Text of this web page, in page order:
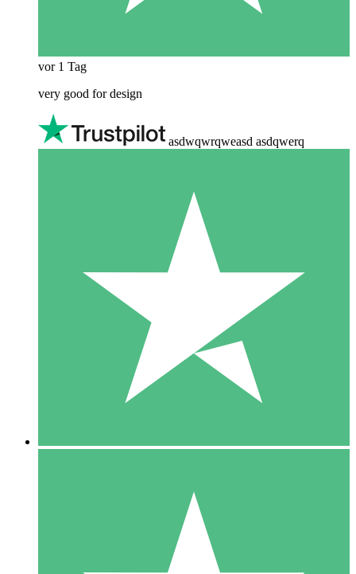
vor 1 Tag
very good for design
asdwqwrqweasd asdqwerq